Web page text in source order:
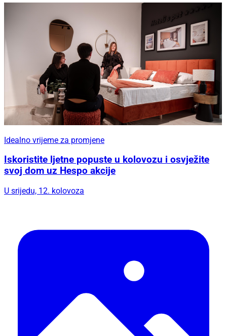
Idealno vrijeme za promjene
Iskoristite ljetne popuste u kolovozu i osvježite
svoj dom uz Hespo akcije
U srijedu, 12. kolovoza